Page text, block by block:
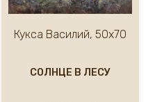
Кукса Василий, 50х70
СОЛНЦЕ В ЛЕСУ